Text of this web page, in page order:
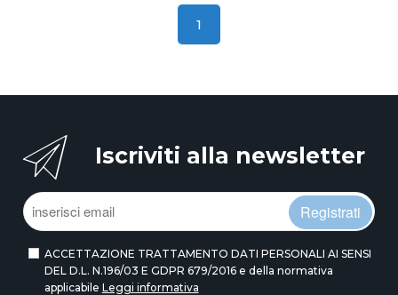
1
Iscriviti alla newsletter
Registrati
ACCETTAZIONE TRATTAMENTO DATI PERSONALI AI SENSI
DEL D.L. N.196/03 E GDPR 679/2016 e della normativa
applicabile Leggi informativa